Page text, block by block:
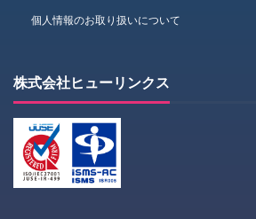
個人情報のお取り扱いについて
株式会社ヒューリンクス